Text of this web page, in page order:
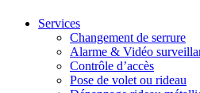
Services
Changement de serrure
Alarme & Vidéo
Contrôle d’accès
Pose de volet ou rideau